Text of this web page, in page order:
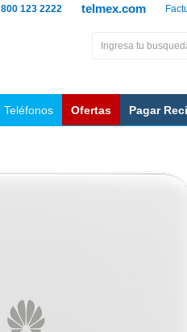
telmex.com
800 123 2222
Teléfonos Ofertas Pagar